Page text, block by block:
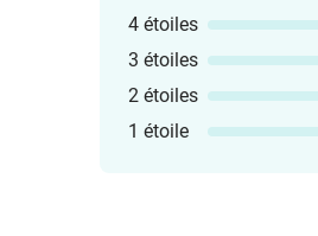
4 étoiles
3 étoiles
2 étoiles
1 étoile